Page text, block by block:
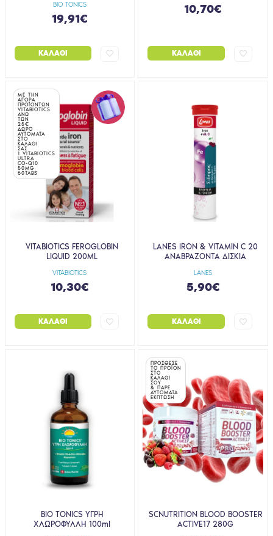
BIO TONICS
19,91€
ΚΑΛΆΘΙ
10,70€
ΚΑΛΆΘΙ
ΜΕ ΤΗΝ
ΑΓΟΡΑ
ΠΡΟΪΟΝΤΩΝ
VITABIOTICS
ΑΝΩ
ΤΩΝ
25€
ΔΩΡΟ
ΑΥΤΟΜΑΤΑ
ΣΤΟ
ΚΑΛΑΘΙ
ΣΑΣ
1 VITABIOTICS
ULTRA
CO-Q10
50MG
60TABS
VITABIOTICS
VITABIOTICS FEROGLOBIN
LIQUID 200ML
10,30€
ΚΑΛΆΘΙ
LANES
LANES IRON & VITAMIN C 20
ΑΝΑΒΡΑΖΟΝΤΑ ΔΙΣΚΙΑ
5,90€
ΚΑΛΆΘΙ
BIO TONICS ΥΓΡΗ
ΧΛΩΡΟΦΥΛΛΗ 100ml
ΠΡΟΣΘΕΣΕ
ΤΟ ΠΡΟΪΟΝ
ΣΤΟ
ΚΑΛΑΘΙ
ΣΟΥ
& ΠΑΡΕ
ΑΥΤΟΜΑΤΑ
ΕΚΠΤΩΣΗ
SCNUTRITION BLOOD BOOSTER
ACTIVE17 280G